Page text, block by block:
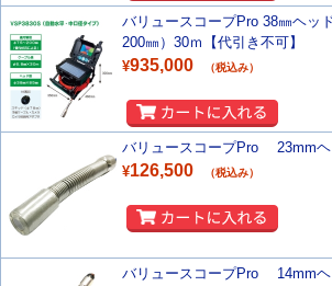
バリュースコープPro 38㎜ヘッ
200㎜）30ｍ【代引き不可】
¥935,000 （税込み）
バリュースコープPro 23mmヘ
¥126,500 （税込み）
バリュースコープPro 14mmヘ